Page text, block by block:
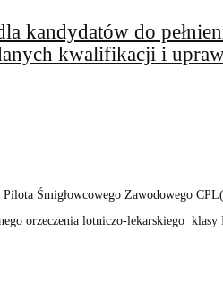
kandydatów do
kwalifikacji i
Pilota Śmigłowcowego Zawodowego
orzeczenia lotniczo-lekarskiego